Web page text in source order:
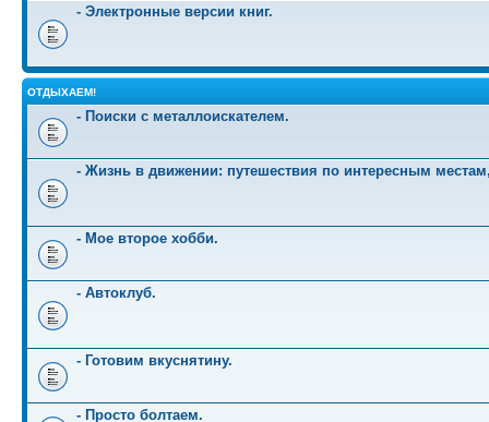
- Электронные версии книг.
ОТДЫХАЕМ!
- Поиски с металлоискателем.
- Жизнь в движении: путешествия по интересным
- Мое второе хобби.
- Автоклуб.
- Готовим вкуснятину.
- Просто болтаем.